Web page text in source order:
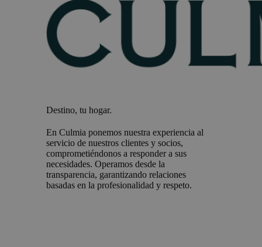
Destino, tu hogar.
En Culmia ponemos nuestra experiencia al
servicio de nuestros clientes y socios,
comprometiéndonos a responder a sus
necesidades. Operamos desde la
transparencia, garantizando relaciones
basadas en la profesionalidad y respeto.